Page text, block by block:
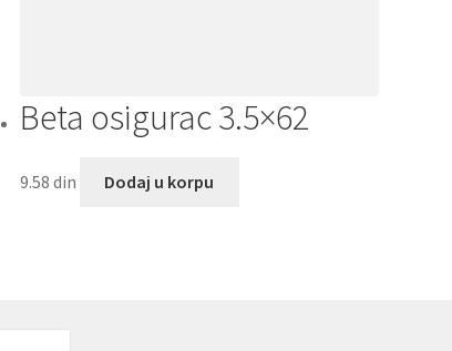
Beta osigurac 3.5×62
9.58 din Dodaj u korpu